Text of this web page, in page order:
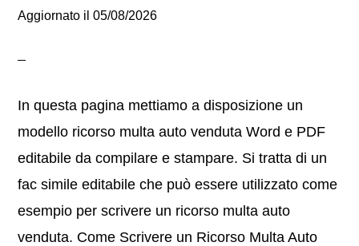
Aggiornato il05/08/2026
In questa pagina mettiamo a disposizione un
modello ricorso multa auto venduta Word e PDF
editabile da compilare e stampare. Si tratta di un
fac simile editabile che può essere utilizzato come
esempio per scrivere un ricorso multa auto
venduta. Come Scrivere un Ricorso Multa Auto